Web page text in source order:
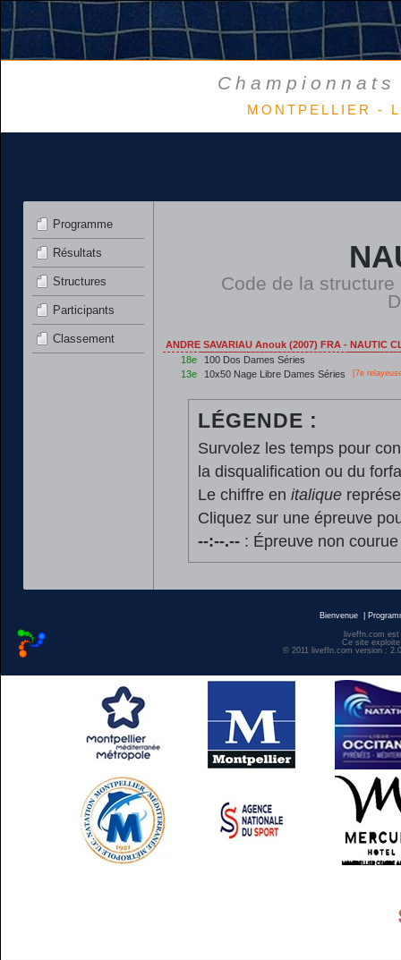
MONTPELLIER -
Programme
Résultats
Structures
Participants
Classement
Code de la
ANDRE SAVARIAU Anouk (2007) FRA - NAUTIC
18e
100 Dos Dames Séries
13e
10x50 Nage Libre Dames Séries [7e
LÉGENDE :
Survolez les temps pour
la disqualification ou du
Le chiffre en italique
Cliquez sur une épreuve
--:--.--: Épreuve non
Bienvenue
liveffn.com
Ce site
© 2011 liveffn.com version :